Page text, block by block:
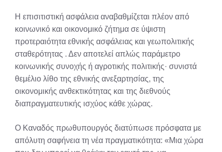
Η επισιτιστική ασφάλεια αναβαθμίζεται πλέον από
κοινωνικό και οικονομικό ζήτημα σε ύψιστη
προτεραιότητα εθνικής ασφάλειας και γεωπολιτικής
σταθερότητας . Δεν αποτελεί απλώς παράμετρο
κοινωνικής συνοχής ή αγροτικής πολιτικής· συνιστά
θεμέλιο λίθο της εθνικής ανεξαρτησίας, της
οικονομικής ανθεκτικότητας και της διεθνούς
διαπραγματευτικής ισχύος κάθε χώρας.
Ο Καναδός πρωθυπουργός διατύπωσε πρόσφατα με
απόλυτη σαφήνεια τη νέα πραγματικότητα: «Μια χώρα